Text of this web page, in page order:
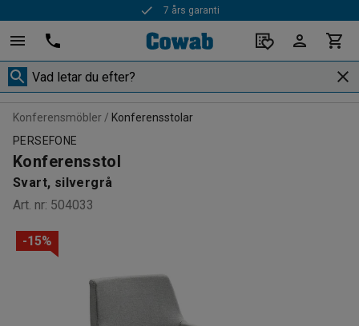
7 års garanti
Konferensmöbler
Konferensstolar
PERSEFONE
Konferensstol
Svart, silvergrå
Art. nr: 504033
-15%